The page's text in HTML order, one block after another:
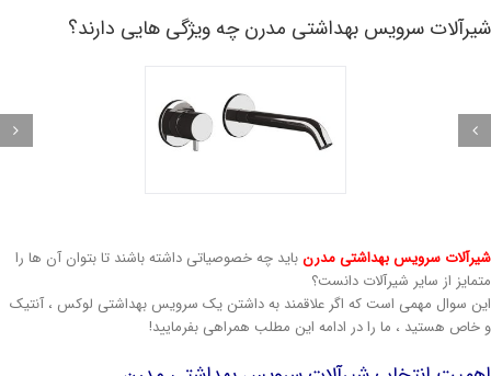
سرویس بهداشتی مدرن چه ویژگی هایی دارند؟
سرویس بهداشتی مدرنباید چه خصوصیاتی داشته باشند تا بتوان آن ها را
از سایر شیرآلات دانست؟
سوال مهمی است که اگر علاقمند به داشتن یک سرویس بهداشتی لوکس ، آنتیک
هستید ، ما را در ادامه این مطلب همراهی بفرمایید!